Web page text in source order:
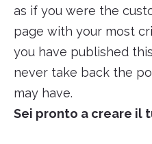
as if you were the
page with your most
you have published
never take back the
may have.
Sei pronto a creare il